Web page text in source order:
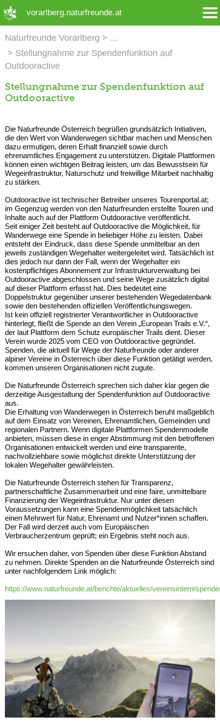
vorarlberg.naturfreunde.at
Naturfreunde Vorarlberg
Stellungnahme zur Spendenfunktion auf
Outdooractive
Stellungnahme zur Spendenfunktion auf
Outdooractive
Die Naturfreunde Österreich begrüßen grundsätzlich Initiativen,
die den Wert von Wanderwegen sichtbar machen und Menschen
dazu ermutigen, deren Erhalt finanziell sowie durch
ehrenamtliches Engagement zu unterstützen. Digitale Plattformen
können einen wichtigen Beitrag leisten, um das Bewusstsein für
Wegeinfrastruktur, Naturschutz und freiwillige Mitarbeit nachhaltig
zu stärken.
Outdooractive ist technischer Betreiber unseres Tourenportal.at;
im Gegenzug werden von den Naturfreunden erstellte Touren und
Inhalte auch auf der Plattform Outdooractive veröffentlicht.
Seit einiger Zeit besteht auf Outdooractive die Möglichkeit, für
Wanderwege eine Spende in beliebiger Höhe zu leisten. Dabei
entsteht der Eindruck, dass diese Spende unmittelbar an den
jeweils zuständigen Wegehalter weitergeleitet wird. Tatsächlich ist
dies jedoch nur dann der Fall, wenn der Wegehalter ein
kostenpflichtiges Abonnement zur Infrastrukturverwaltung bei
Outdooractive abgeschlossen und seine Wege zusätzlich digital
auf dieser Plattform erfasst hat. Dies bedeutet eine
Doppelstruktur gegenüber unserer bestehenden Wegedatenbank
sowie den bestehenden offiziellen Veröffentlichungswegen.
Ist kein offiziell registrierter Verantwortlicher in Outdooractive
hinterlegt, fließt die Spende an den Verein „European Trails e.V.“,
der laut Plattform dem Schutz europäischer Trails dient. Dieser
Verein wurde 2025 vom CEO von Outdooractive gegründet.
Spenden, die aktuell für Wege der Naturfreunde oder anderer
alpiner Vereine in Österreich über diese Funktion getätigt werden,
kommen unseren Organisationen nicht zugute.
Die Naturfreunde Österreich sprechen sich daher klar gegen die
derzeitige Ausgestaltung der Spendenfunktion auf Outdooractive
aus.
Die Erhaltung von Wanderwegen in Österreich beruht maßgeblich
auf dem Einsatz von Vereinen, Ehrenamtlichen, Gemeinden und
regionalen Partnern. Wenn digitale Plattformen Spendenmodelle
anbieten, müssen diese in enger Abstimmung mit den betroffenen
Organisationen entwickelt werden und eine transparente,
nachvollziehbare sowie möglichst direkte Unterstützung der
lokalen Wegehalter gewährleisten.
Die Naturfreunde Österreich stehen für Transparenz,
partnerschaftliche Zusammenarbeit und eine faire, unmittelbare
Finanzierung der Wegeinfrastruktur. Nur unter diesen
Voraussetzungen kann eine Spendenmöglichkeit tatsächlich
einen Mehrwert für Natur, Ehrenamt und Nutzer*innen schaffen.
Der Fall wird derzeit auch vom Europäischen
Verbraucherzentrum geprüft; ein Ergebnis steht noch aus.
Wir ersuchen daher, von Spenden über diese Funktion Abstand
zu nehmen. Direkte Spenden an die Naturfreunde Österreich sind
unter nachfolgendem Link möglich:
https://www.naturfreunde.at/berichte/aktuelles/vereinsintern/